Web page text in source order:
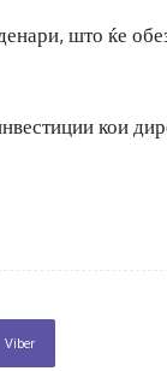
што ќе
кои
Viber